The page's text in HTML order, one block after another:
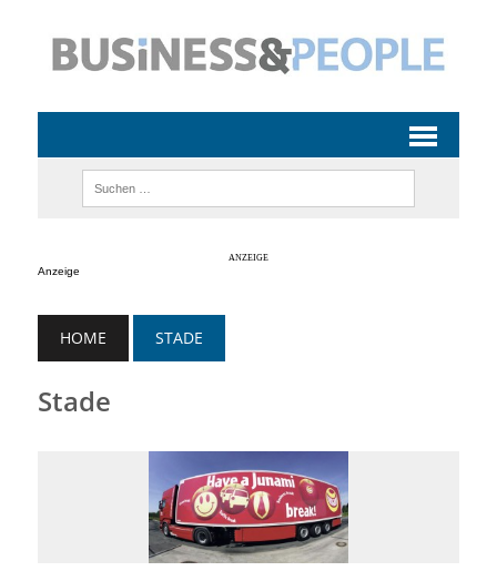
Anzeige
HOME STADE
Stade